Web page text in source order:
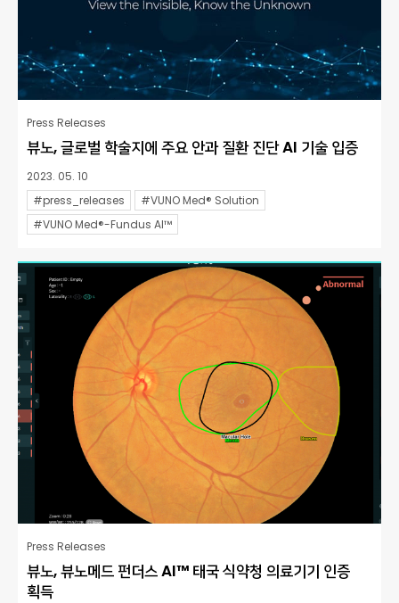
Press Releases
뷰노, 글로벌 학술지에 주요 안과 질환 진단 AI 기술 입증
2023. 05. 10
#press_releases
#VUNO Med® Solution
#VUNO Med®-Fundus AI™
Press Releases
뷰노, 뷰노메드 펀더스 AI™ 태국 식약청 의료기기 인증
획득